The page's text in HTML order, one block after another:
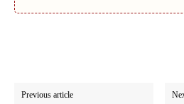
Previous article